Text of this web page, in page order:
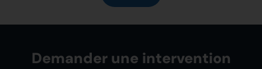
Demander une intervention